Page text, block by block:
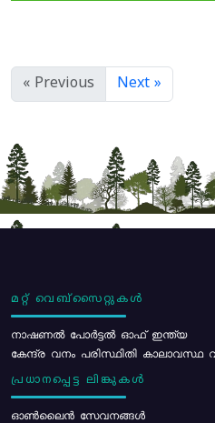
« Previous Next »
മറ്റ് വെബ്സൈറ്റുകൾ
നാഷണൽ പോർട്ടൽ ഓഫ് ഇന്ത്യ
കേന്ദ്ര വനം പരിസ്ഥിതി കാലാവസ്ഥ
പ്രധാനപ്പെട്ട ലിങ്കുകൾ
ഓൺലൈൻ സേവനങ്ങൾ